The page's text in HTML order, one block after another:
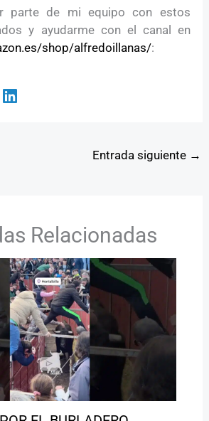
parte de mi equipo con estos
y ayudarme con el canal en
shop/alfredoillanas/:
Entrada siguiente →
Relacionadas